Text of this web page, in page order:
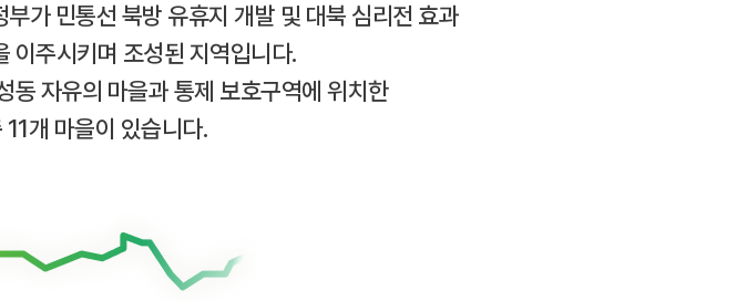
가 민통선 북방 유휴지 개발 및 대북 심리전 효과
이주시키며 조성된 지역입니다.
동 자유의 마을과 통제 보호구역에 위치한
개 마을이 있습니다.